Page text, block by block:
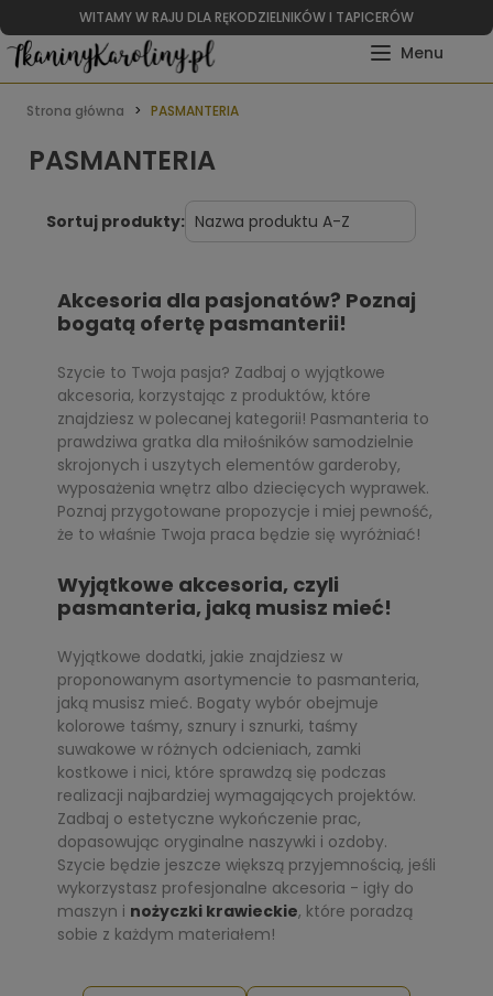
WITAMY W RAJU DLA RĘKODZIELNIKÓW I TAPICERÓW
Strona główna PASMANTERIA
PASMANTERIA
Sortuj produkty:
Akcesoria dla pasjonatów? Poznaj
bogatą ofertę pasmanterii!
Szycie to Twoja pasja? Zadbaj o wyjątkowe
akcesoria, korzystając z produktów, które
znajdziesz w polecanej kategorii! Pasmanteria to
prawdziwa gratka dla miłośników samodzielnie
skrojonych i uszytych elementów garderoby,
wyposażenia wnętrz albo dziecięcych wyprawek.
Poznaj przygotowane propozycje i miej pewność,
że to właśnie Twoja praca będzie się wyróżniać!
Wyjątkowe akcesoria, czyli
pasmanteria, jaką musisz mieć!
Wyjątkowe dodatki, jakie znajdziesz w
proponowanym asortymencie to pasmanteria,
jaką musisz mieć. Bogaty wybór obejmuje
kolorowe taśmy, sznury i sznurki, taśmy
suwakowe w różnych odcieniach, zamki
kostkowe i nici, które sprawdzą się podczas
realizacji najbardziej wymagających projektów.
Zadbaj o estetyczne wykończenie prac,
dopasowując oryginalne naszywki i ozdoby.
Szycie będzie jeszcze większą przyjemnością, jeśli
wykorzystasz profesjonalne akcesoria - igły do
maszyn i nożyczki krawieckie, które poradzą
sobie z każdym materiałem!